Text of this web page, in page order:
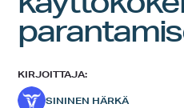
KIRJOITTAJA:
SININEN HÄRKÄ